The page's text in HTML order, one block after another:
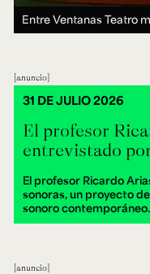
Entre Ventanas Teatro
anuncio
El profesor
entrevistado
El profesor Ricardo
sonoras, un proyecto
sonoro contemporáneo.
31 DE JULIO 2026
anuncio